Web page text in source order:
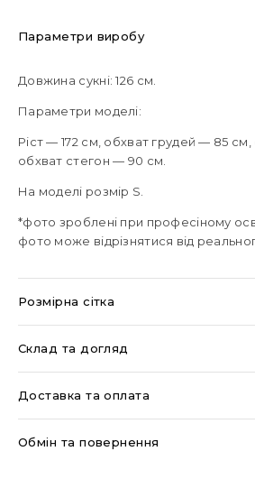
Параметри виробу
Довжина сукні: 126 см.
Параметри моделі:
Ріст — 172 см, обхват грудей — 85 см,
обхват стегон — 90 см.
На моделі розмір S.
*фото зроблені при професіному
фото може відрізнятися від
Розмірна сітка
Склад та догляд
Доставка та оплата
Обмін та повернення